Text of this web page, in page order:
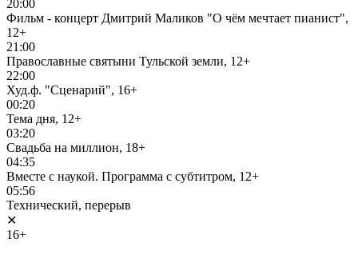
20:00
Фильм - концерт Дмитрий Маликов "О чём мечтает пианист",
12+
21:00
Православные святыни Тульской земли, 12+
22:00
Худ.ф. "Сценарий", 16+
00:20
Тема дня, 12+
03:20
Свадьба на миллион, 18+
04:35
Вместе с наукой. Программа с субтитром, 12+
05:56
Технический, перерыв
✕
16+